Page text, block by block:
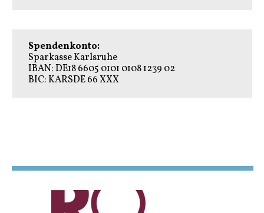
Spendenkonto:
Sparkasse Karlsruhe
IBAN: DE18 6605 0101 0108 1239 02
BIC: KARSDE 66 XXX